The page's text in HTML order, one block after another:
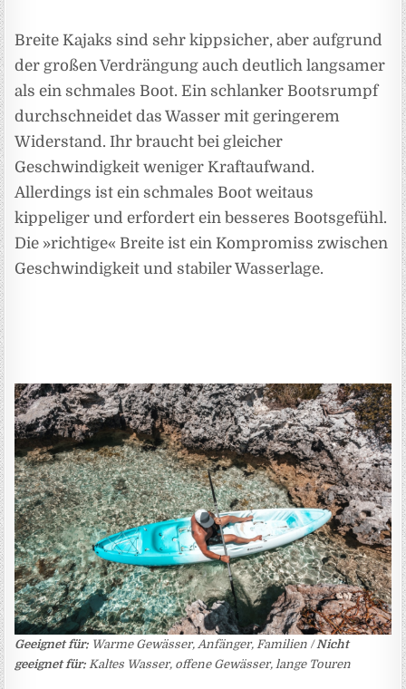
Breite Kajaks sind sehr kippsicher, aber aufgrund
der großen Verdrängung auch deutlich langsamer
als ein schmales Boot. Ein schlanker Bootsrumpf
durchschneidet das Wasser mit geringerem
Widerstand. Ihr braucht bei gleicher
Geschwindigkeit weniger Kraftaufwand.
Allerdings ist ein schmales Boot weitaus
kippeliger und erfordert ein besseres Bootsgefühl.
Die »richtige« Breite ist ein Kompromiss zwischen
Geschwindigkeit und stabiler Wasserlage.
Geeignet für: Warme Gewässer, Anfänger, Familien / Nicht
geeignet für: Kaltes Wasser, offene Gewässer, lange Touren